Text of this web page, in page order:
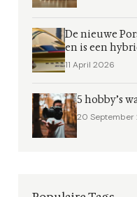
De nieuwe
en is een
11 April 2026
5 hobby’s
20 September